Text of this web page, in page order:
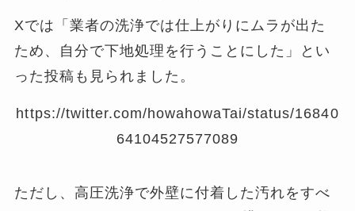
Xでは「業者の洗浄では仕上がりにムラが出た
ため、自分で下地処理を行うことにした」とい
った投稿も見られました。
https://twitter.com/howahowaTai/status/16840
64104527577089
ただし、高圧洗浄で外壁に付着した汚れをすべ